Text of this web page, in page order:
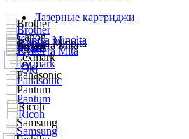
Лазерные картриджи